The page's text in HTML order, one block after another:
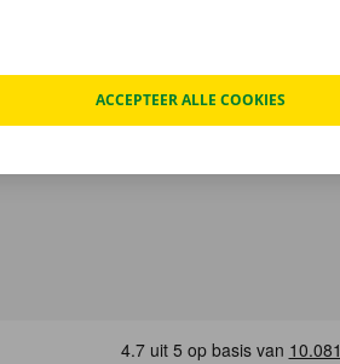
ACCEPTEER ALLE COOKIES